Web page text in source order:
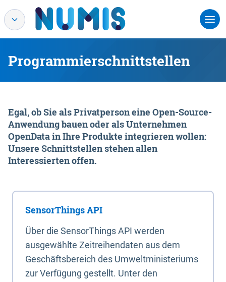
Programmierschnittstellen
Egal, ob Sie als Privatperson eine Open-Source-
Anwendung bauen oder als Unternehmen
OpenData in Ihre Produkte integrieren wollen:
Unsere Schnittstellen stehen allen
Interessierten offen.
SensorThings API
Über die SensorThings API werden
ausgewählte Zeitreihendaten aus dem
Geschäftsbereich des Umweltministeriums
zur Verfügung gestellt. Unter den